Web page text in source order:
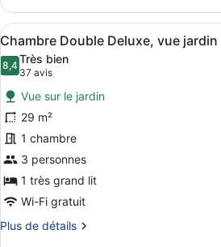
(Triple
or
Quadruple)
le
type
de
chambre
Chambre
Familiale
(Triple
or
Quadruple)
Afficher
toutes
les
photos
pour
ce
type
de
chambre :
Chambre
Double
Deluxe,
Une
4
Chambre Double Deluxe, vue jardin
8,48,4 sur 10
Très bien
37 avis
(37 avis)
Vue sur le jardin
29 m²
1 chambre
3 personnes
1 très grand lit
Wi-Fi gratuit
Plus de détails
Plus